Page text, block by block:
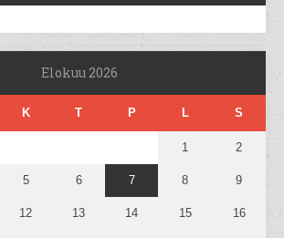
Elokuu 2026
K T P L S
1 2
5 6 7 8 9
12 13 14 15 16